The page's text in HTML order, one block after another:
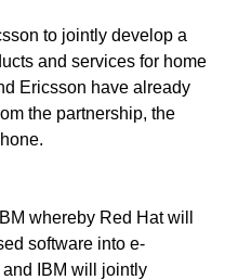
to jointly develop a
and services for home
Ericsson have already
the partnership, the
whereby Red Hat will
software into e-
IBM will jointly